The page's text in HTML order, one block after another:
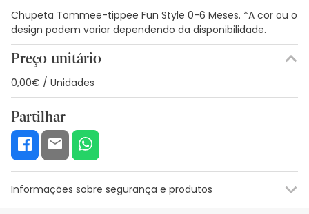
Chupeta Tommee-tippee Fun Style 0-6 Meses. *A cor ou o
design podem variar dependendo da disponibilidade.
Preço unitário
0,00€ / Unidades
Partilhar
Informações sobre segurança e produtos